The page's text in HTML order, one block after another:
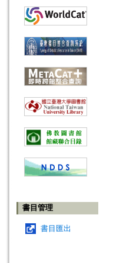
書目管理
書目匯出